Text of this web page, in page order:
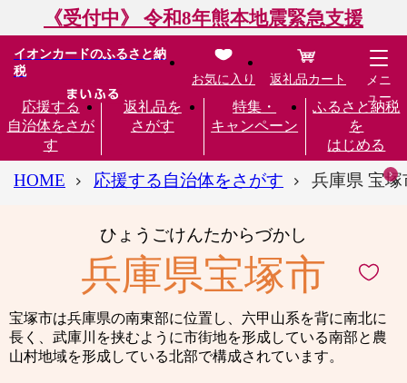
《受付中》 令和8年熊本地震緊急支援
イオンカードのふるさと納
税
応援する
自治体をさが
す
返礼品を
さがす
特集・
キャンペーン
ふるさと納税
を
はじめる
お気に入り 返礼品カート
メニ
ュー
HOME 応援する自治体をさがす 兵庫県 宝塚
ひょうごけんたからづかし
兵庫県宝塚市
宝塚市は兵庫県の南東部に位置し、六甲山系を背に南北に
長く、武庫川を挟むように市街地を形成している南部と農
山村地域を形成している北部で構成されています。